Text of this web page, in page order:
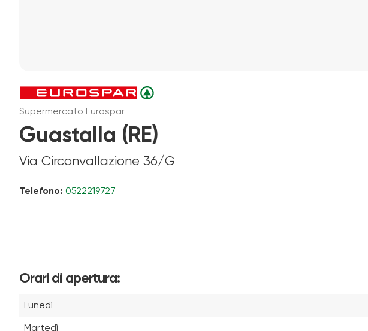
Supermercato Eurospar
Guastalla (RE)
Via Circonvallazione 36/G
Telefono: 0522219727
Orari di apertura:
Lunedì
Martedì